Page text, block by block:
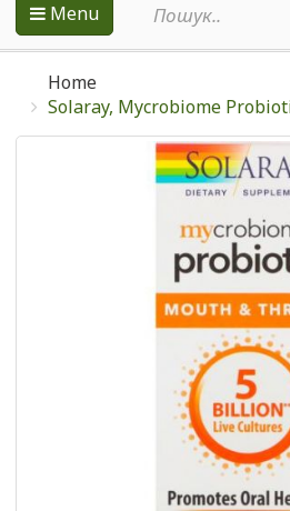
Menu
Home
Solaray, Mycrobiome